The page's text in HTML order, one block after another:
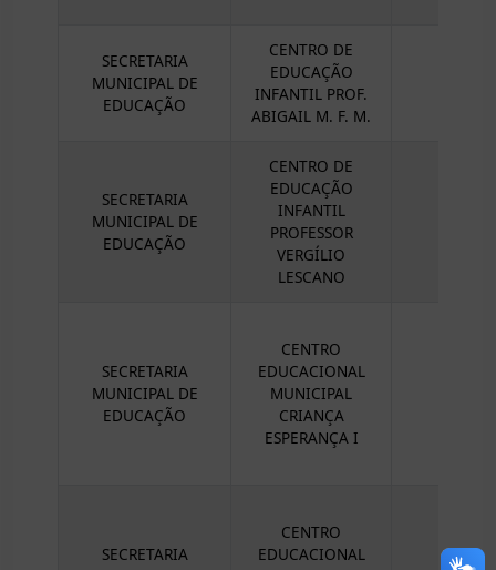
SECRETARIA
MUNICIPAL DE
EDUCAÇÃO
CENTRO DE
EDUCAÇÃO
INFANTIL PROF.
ABIGAIL M. F. M.
SECRETARIA
MUNICIPAL DE
EDUCAÇÃO
CENTRO DE
EDUCAÇÃO
INFANTIL
PROFESSOR
VERGÍLIO
LESCANO
SECRETARIA
MUNICIPAL DE
EDUCAÇÃO
CENTRO
EDUCACIONAL
MUNICIPAL
CRIANÇA
ESPERANÇA I
SECRETARIA
CENTRO
EDUCACIONAL